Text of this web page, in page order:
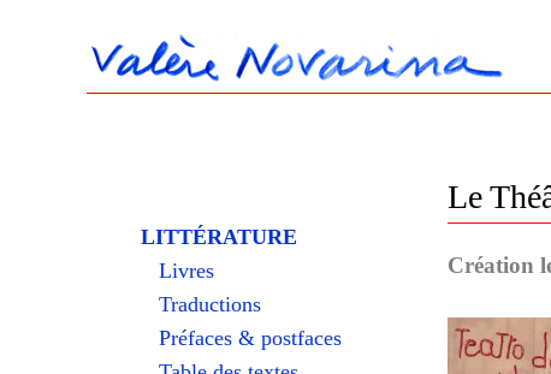
LITTÉRATURE
Livres
Traductions
Préfaces & postfaces
Le
Création